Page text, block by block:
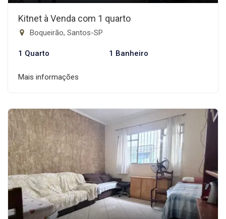
Kitnet à Venda com 1 quarto
Boqueirão, Santos-SP
1 Quarto 1 Banheiro
Mais informações